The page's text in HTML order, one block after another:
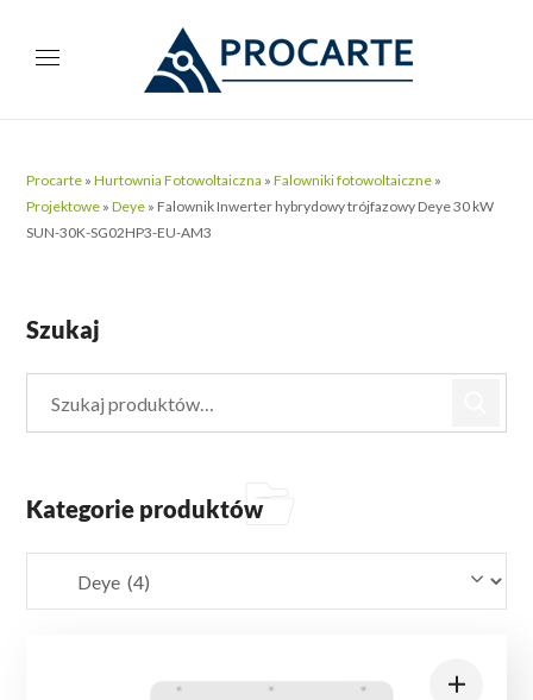
Procarte »Hurtownia Fotowoltaiczna »Falowniki fotowoltaiczne »
Projektowe »Deye » Falownik Inwerter hybrydowy trójfazowy Deye 30 kW
SUN-30K-SG02HP3-EU-AM3
Szukaj
Kategorie produktów